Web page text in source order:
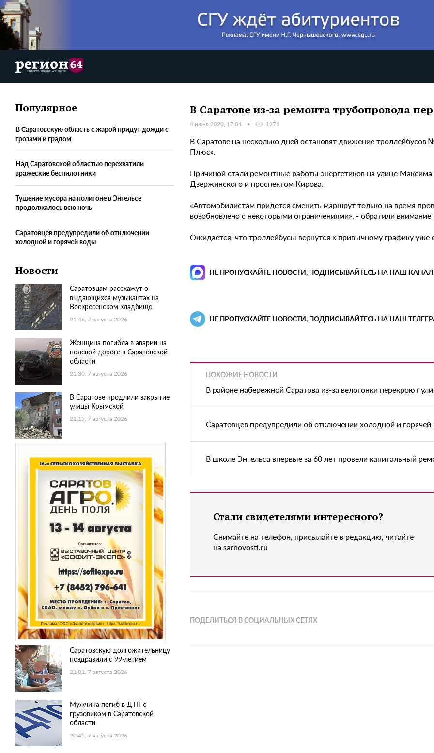
Популярное
В Саратовскую область с жарой придут дожди с
грозами и градом
Над Саратовской областью перехватили
вражеские беспилотники
Тушение мусора на полигоне в Энгельсе
продолжалось всю ночь
Саратовцев предупредили об отключении
холодной и горячей воды
Новости
Саратовцам расскажут о
выдающихся музыкантах на
Воскресенском кладбище
21:46, 7 августа 2026
Женщина погибла в аварии на
полевой дороге в Саратовской
области
21:30, 7 августа 2026
В Саратове продлили закрытие
улицы Крымской
21:15, 7 августа 2026
Саратовскую долгожительницу
поздравили с 99-летием
21:01, 7 августа 2026
Мужчина погиб в ДТП с
грузовиком в Саратовской
области
20:45, 7 августа 2026
В Саратове из-за ремонта трубопровода
4 июня 2020, 17:04 1271
В Саратове на несколько дней остановят движение
Плюс».
Причиной стали ремонтные работы энергетиков на улице
Дзержинского и проспектом Кирова.
«Автомобилистам придется сменить маршрут только на время
возобновлено с некоторыми ограничениями», - обратили
Ожидается, что троллейбусы вернутся к привычному графику уже
НЕ ПРОПУСКАЙТЕ НОВОСТИ, ПОДПИСЫВАЙТЕСЬ НА НАШ КАНАЛ
НЕ ПРОПУСКАЙТЕ НОВОСТИ, ПОДПИСЫВАЙТЕСЬ НА НАШ
ПОХОЖИЕ НОВОСТИ
В районе набережной Саратова из-за велогонки перекроют
Саратовцев предупредили об отключении холодной и
В школе Энгельса впервые за 60 лет провели капитальный
Стали свидетелями интересного?
Снимайте на телефон, присылайте в редакцию, читайте
на sarnovosti.ru
ПОДЕЛИТЬСЯ В СОЦИАЛЬНЫХ СЕТЯХ